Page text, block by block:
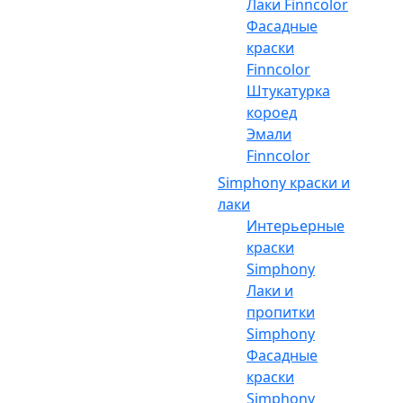
Лаки Finncolor
Фасадные
краски
Finncolor
Штукатурка
короед
Эмали
Finncolor
Simphony краски и
лаки
Интерьерные
краски
Simphony
Лаки и
пропитки
Simphony
Фасадные
краски
Simphony